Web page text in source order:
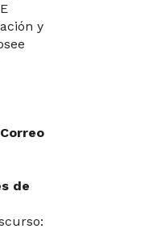
y
Correo
de